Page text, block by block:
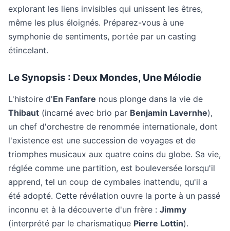
explorant les liens invisibles qui unissent les êtres,
même les plus éloignés. Préparez-vous à une
symphonie de sentiments, portée par un casting
étincelant.
Le Synopsis : Deux Mondes, Une Mélodie
L'histoire d'En Fanfare nous plonge dans la vie de
Thibaut (incarné avec brio par Benjamin Lavernhe),
un chef d'orchestre de renommée internationale, dont
l'existence est une succession de voyages et de
triomphes musicaux aux quatre coins du globe. Sa vie,
réglée comme une partition, est bouleversée lorsqu'il
apprend, tel un coup de cymbales inattendu, qu'il a
été adopté. Cette révélation ouvre la porte à un passé
inconnu et à la découverte d'un frère : Jimmy
(interprété par le charismatique Pierre Lottin).